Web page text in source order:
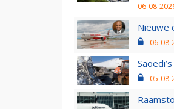
06-08-
Nieuwe
06-08-
05-08-